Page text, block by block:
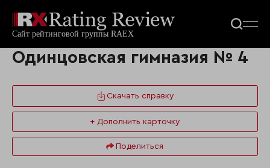
Одинцовская гимназия № 4
Скачать справку
+ Дополнить карточку
Поделиться